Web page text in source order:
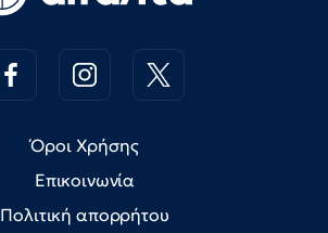
Όροι Χρήσης
Επικοινωνία
Πολιτική απορρήτου